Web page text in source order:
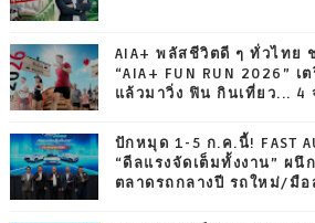
AIA+ พลัสชีวิตดี ๆ ทั่วไทย
“AIA+ FUN RUN 2026”
แล้วมาวิ่ง ฟิน กินเที่ยว...
ปักหมุด 1-5 ก.ค.นี้! FAST
“ดีลแรงจัดเต็มทั้งงาน” ผ
ตลาดรถกลางปี รถใหม่/มือ